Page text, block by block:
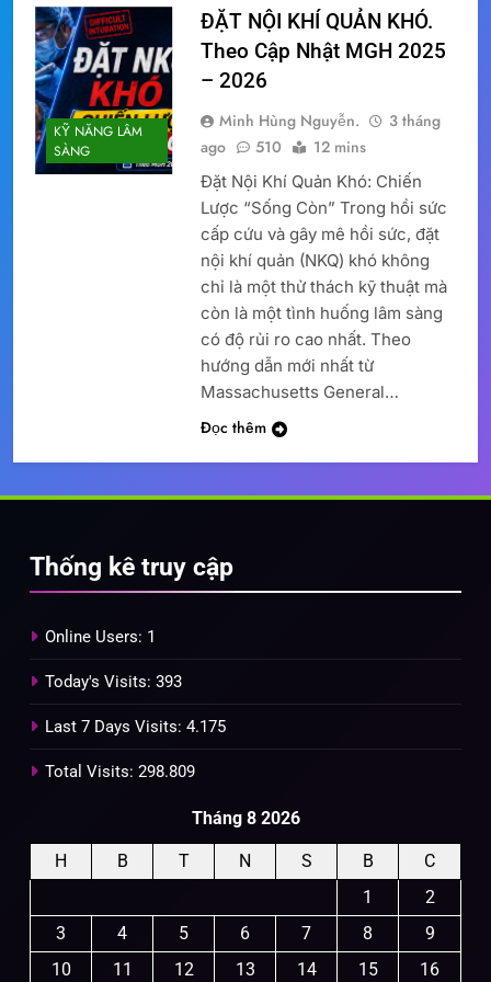
KỸ NĂNG LÂM
SÀNG
ĐẶT NỘI KHÍ QUẢN KHÓ.
Theo Cập Nhật MGH 2025
– 2026
Minh Hùng Nguyễn.
3 tháng
ago
510 12 mins
Đặt Nội Khí Quản Khó: Chiến
Lược “Sống Còn” Trong hồi sức
cấp cứu và gây mê hồi sức, đặt
nội khí quản (NKQ) khó không
chỉ là một thử thách kỹ thuật mà
còn là một tình huống lâm sàng
có độ rủi ro cao nhất. Theo
hướng dẫn mới nhất từ
Massachusetts General…
Đọc thêm
Thống kê truy cập
Online Users: 1
Today's Visits: 393
Last 7 Days Visits: 4.175
Total Visits: 298.809
Tháng 8 2026
H B T N S B
C
1
2
3
4 5 6 7 8
9
10
11 12 13 14 15 16